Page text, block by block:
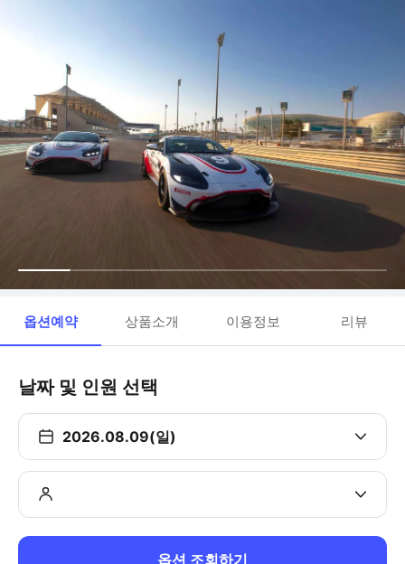
옵션예약 상품소개 이용정보 리뷰
날짜 및 인원 선택
2026.08.09(일)
옵션 조회하기